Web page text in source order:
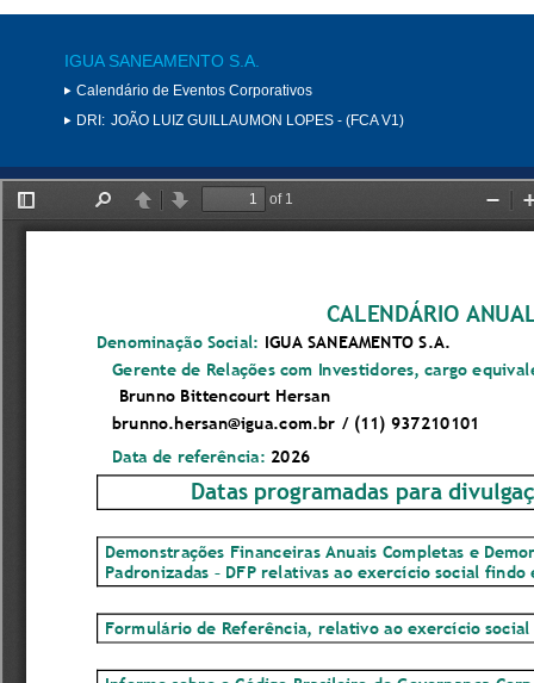
IGUA SANEAMENTO S.A.
Calendário de Eventos Corporativos
DRI: JOÃO LUIZ GUILLAUMON LOPES - (FCA V1)